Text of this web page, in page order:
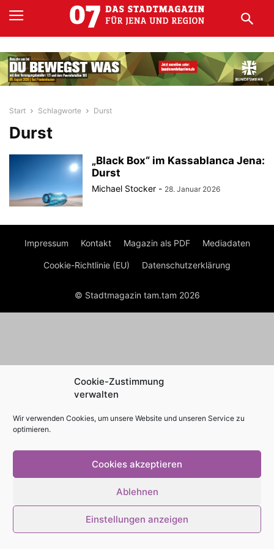
Cookie-Zustimmung
verwalten
Wir verwenden Cookies, um unsere Website und unseren Service zu
optimieren.
Cookies akzeptieren
Ablehnen
Einstellungen anzeigen
Start Schlagworte Durst
Durst
„Black Box“ im Kassablanca Jena:
Durst
Michael Stocker - 28. Januar 2026
Impressum Kontakt Magazin als PDF Mediadaten
Cookie-Richtlinie (EU) Datenschutzerklärung
© Stadtmagazin tam.tam 2026